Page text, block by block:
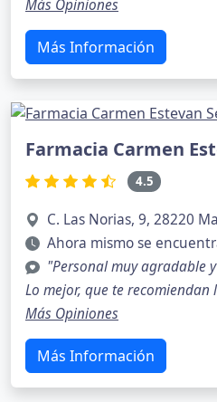
Más Opiniones
Más Información
Farmacia Carmen
4.5
C. Las Norias, 9, 28220
Ahora mismo se
"Personal muy agradable
Lo mejor, que te
Más Opiniones
Más Información